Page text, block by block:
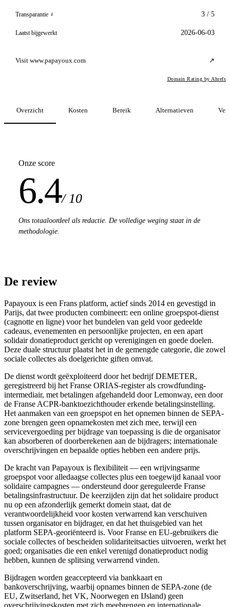
Transparantie i 3 / 5
Laatst bijgewerkt 2026-06-03
Visit www.papayoux.com ↗
Domain Rating by Ahrefs
Overzicht Kosten Bereik Alternatieven
Onze score
6.4/ 10
Ons totaaloordeel als redactie. De volledige weging staat in de
methodologie.
De review
Papayoux is een Frans platform, actief sinds 2014 en gevestigd in
Parijs, dat twee producten combineert: een online groepspot-dienst
(cagnotte en ligne) voor het bundelen van geld voor gedeelde
cadeaus, evenementen en persoonlijke projecten, en een apart
solidair donatieproduct gericht op verenigingen en goede doelen.
Deze duale structuur plaatst het in de gemengde categorie, die zowel
sociale collectes als doelgerichte giften omvat.
De dienst wordt geëxploiteerd door het bedrijf DEMETER,
geregistreerd bij het Franse ORIAS-register als crowdfunding-
intermediair, met betalingen afgehandeld door Lemonway, een door
de Franse ACPR-banktoezichthouder erkende betalingsinstelling.
Het aanmaken van een groepspot en het opnemen binnen de SEPA-
zone brengen geen opnamekosten met zich mee, terwijl een
servicevergoeding per bijdrage van toepassing is die de organisator
kan absorberen of doorberekenen aan de bijdragers; internationale
overschrijvingen en bepaalde opties hebben een andere prijs.
De kracht van Papayoux is flexibiliteit — een wrijvingsarme
groepspot voor alledaagse collectes plus een toegewijd kanaal voor
solidaire campagnes — ondersteund door gereguleerde Franse
betalingsinfrastructuur. De keerzijden zijn dat het solidaire product
nu op een afzonderlijk gemerkt domein staat, dat de
verantwoordelijkheid voor kosten verwarrend kan verschuiven
tussen organisator en bijdrager, en dat het thuisgebied van het
platform SEPA-georiënteerd is. Voor Franse en EU-gebruikers die
sociale collectes of bescheiden solidariteitsacties uitvoeren, werkt het
goed; organisaties die een enkel verenigd donatieproduct nodig
hebben, kunnen de splitsing verwarrend vinden.
Bijdragen worden geaccepteerd via bankkaart en
bankoverschrijving, waarbij opnames binnen de SEPA-zone (de
EU, Zwitserland, het VK, Noorwegen en IJsland) geen
overschrijvingskosten met zich meebrengen en internationale